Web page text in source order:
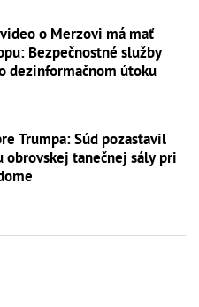
o Merzovi má mať
Bezpečnostné služby
dezinformačnom útoku
Trumpa: Súd pozastavil
obrovskej tanečnej sály pri